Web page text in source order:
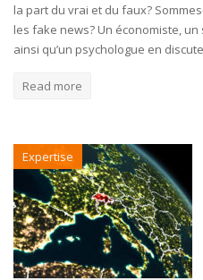
la part du vrai et du faux?
les fake news? Un économiste,
ainsi qu’un psychologue en
Read more
Expertise